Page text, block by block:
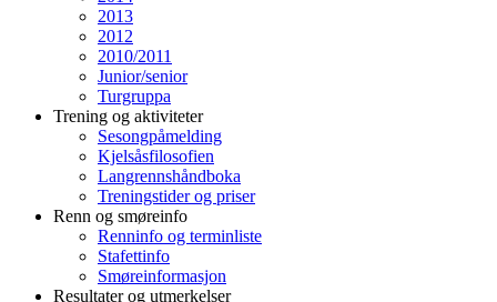
2013
2012
2010/2011
Junior/senior
Turgruppa
Trening og aktiviteter
Sesongpåmelding
Kjelsåsfilosofien
Langrennshåndboka
Treningstider og priser
Renn og smøreinfo
Renninfo og terminliste
Stafettinfo
Smøreinformasjon
Resultater og utmerkelser